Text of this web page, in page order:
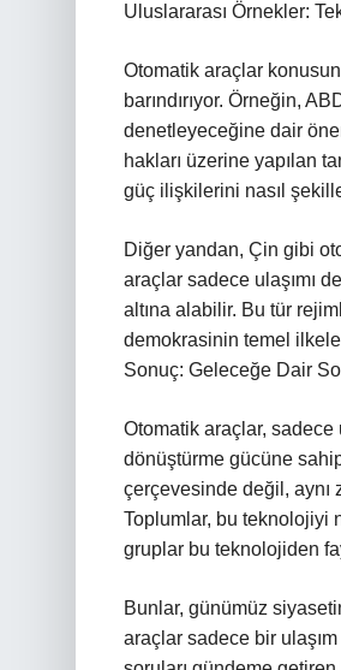
Uluslararası Örnekler:
Otomatik araçlar
barındırıyor. Örneğin,
denetleyeceğine dair
hakları üzerine yapılan
güç ilişkilerini nasıl
Diğer yandan, Çin gibi
araçlar sadece ulaşımı
altına alabilir. Bu tür
demokrasinin temel
Sonuç: Geleceğe Dair
Otomatik araçlar, sadece
dönüştürme gücüne
çerçevesinde değil, aynı
Toplumlar, bu teknolojiyi
gruplar bu teknolojiden
Bunlar, günümüz
araçlar sadece bir